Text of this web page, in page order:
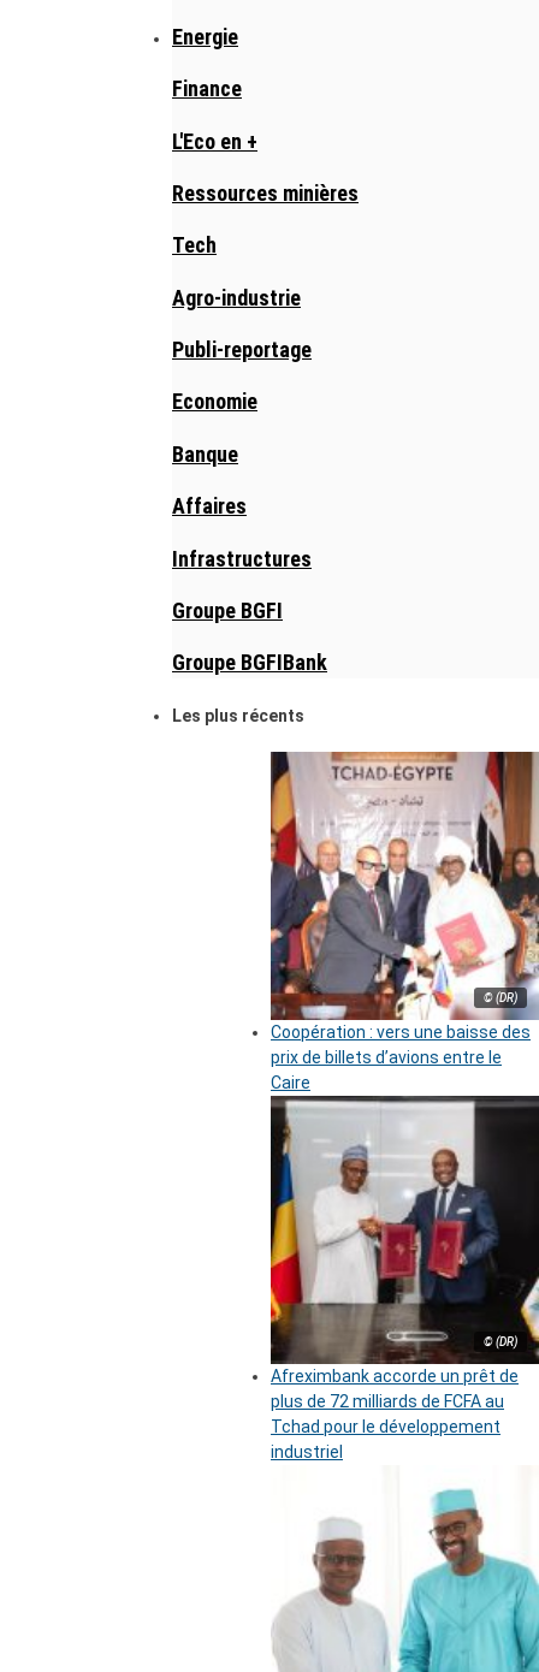
Energie
Finance
L'Eco en +
Ressources minières
Tech
Agro-industrie
Publi-reportage
Economie
Banque
Affaires
Infrastructures
Groupe BGFI
Groupe BGFIBank
Les plus récents
© (DR)
Coopération : vers une baisse des
prix de billets d’avions entre le
Caire
© (DR)
Afreximbank accorde un prêt de
plus de 72 milliards de FCFA au
Tchad pour le développement
industriel